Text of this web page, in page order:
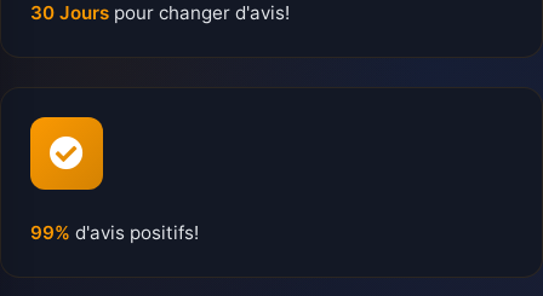
30 Jours pour changer d'avis!
99% d'avis positifs!